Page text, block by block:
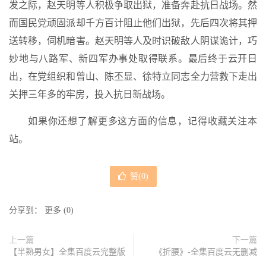
发之际，赵天明等人积极争取出狱，准备奔赴抗日战场。然
而国民党顽固派却千方百计阻止他们出狱，先后四次将其押
送转移，伺机暗害。赵天明等人及时识破敌人阴谋诡计，巧
妙地与八路军、新四军办事处取得联系。最后终于云开日
出，在党组织和曾山、陈丕显、徐特立同志全力营救下走出
关押三年多的牢房，投入抗日新战场。
如果你还想了解更多这方面的信息，记得收藏关注本
站。
赞(0)
分享到： 更多 (0)
上一篇
【半熟男女】全集百度云完整版
下一篇
《折腰》-全集百度云无删减